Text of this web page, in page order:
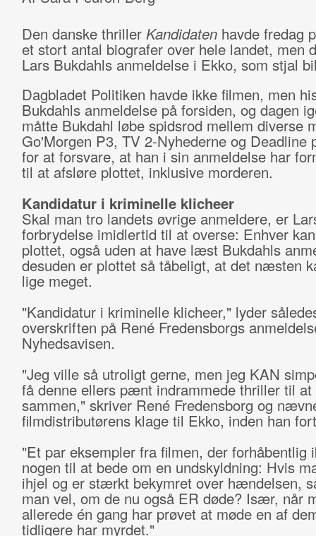
Den danske thriller Kandidatenhavde fredag
et stort antal biografer over hele landet, men
Lars Bukdahls anmeldelse i Ekko, som stjal
Dagbladet Politiken havde ikke filmen, men
Bukdahls anmeldelse på forsiden, og dagen
måtte Bukdahl løbe spidsrod mellem diverse
Go'Morgen P3, TV 2-Nyhederne og Deadline
for at forsvare, at han i sin anmeldelse har
til at afsløre plottet, inklusive morderen.
Kandidatur i kriminelle klicheer
Skal man tro landets øvrige anmeldere, er
forbrydelse imidlertid til at overse: Enhver
plottet, også uden at have læst Bukdahls
desuden er plottet så tåbeligt, at det næsten
lige meget.
"Kandidatur i kriminelle klicheer," lyder
overskriften på René Fredensborgs
Nyhedsavisen.
"Jeg ville så utroligt gerne, men jeg KAN
få denne ellers pænt indrammede thriller til
sammen," skriver René Fredensborg og
filmdistributørens klage til Ekko, inden han
"Et par eksempler fra filmen, der forhåbentlig
nogen til at bede om en undskyldning: Hvis
ihjel og er stærkt bekymret over hændelsen,
man vel, om de nu også ER døde? Især, når
allerede én gang har prøvet at møde en af
tidligere har myrdet."